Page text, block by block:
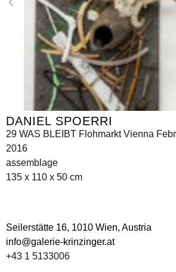
DANIEL SPOERRI
29 WAS BLEIBT Flohmarkt Vienna
2016
assemblage
135 x 110 x 50 cm
Seilerstätte 16, 1010 Wien, Austria
info@galerie-krinzinger.at
+43 1 5133006